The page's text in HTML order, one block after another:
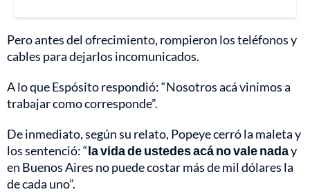
Pero antes del ofrecimiento, rompieron los teléfonos y
cables para dejarlos incomunicados.
A lo que Espósito respondió: “Nosotros acá vinimos a
trabajar como corresponde”.
De inmediato, según su relato, Popeye cerró la maleta y
los sentenció: “la vida de ustedes acá no vale naday
en Buenos Aires no puede costar más de mil dólares la
de cada uno”.